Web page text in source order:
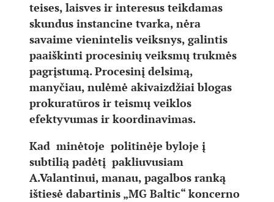
teises, laisves ir interesus teikdamas
skundus instancine tvarka, nėra
savaime vienintelis veiksnys, galintis
paaiškinti procesinių veiksmų trukmės
pagrįstumą. Procesinį delsimą,
manyčiau, nulėmė akivaizdžiai blogas
prokuratūros ir teismų veiklos
efektyvumas ir koordinavimas.
Kad minėtoje politinėje byloje į
subtilią padėtį pakliuvusiam
A.Valantinui, manau, pagalbos ranką
ištiesė dabartinis „MG Baltic“ koncerno